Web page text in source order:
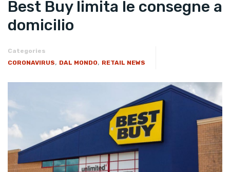
Best Buy limita le consegne a
domicilio
Categories
CORONAVIRUS, DAL MONDO, RETAIL NEWS